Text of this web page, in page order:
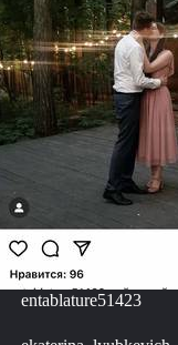
entablature51423